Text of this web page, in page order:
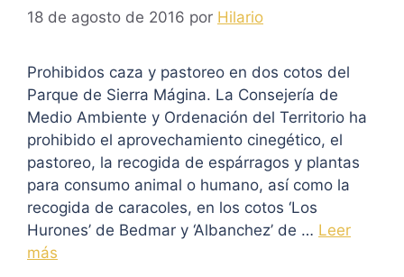
18 de agosto de 2016 por Hilario
Prohibidos caza y pastoreo en dos cotos del
Parque de Sierra Mágina. La Consejería de
Medio Ambiente y Ordenación del Territorio ha
prohibido el aprovechamiento cinegético, el
pastoreo, la recogida de espárragos y plantas
para consumo animal o humano, así como la
recogida de caracoles, en los cotos ‘Los
Hurones’ de Bedmar y ‘Albanchez’ de … Leer
más